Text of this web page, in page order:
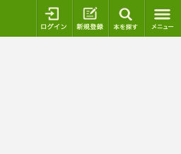
ログイン 新規登録